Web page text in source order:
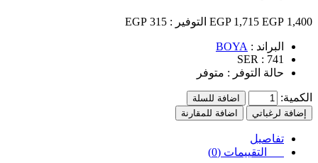
1,400 EGP
1,715 EGP التوفير : 315 EGP
البراند : BOYA
SER : 741
حالة التوفر : متوفر
الكمية:
اضافة للسلة
إضافة لرغباتي
اضافة للمقارنة
تفاصيل
التقييمات (0)